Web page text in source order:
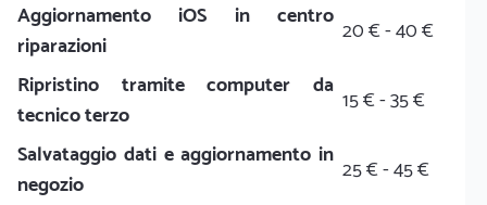
Aggiornamento iOS in centro
riparazioni
20 € - 40 €
Ripristino tramite computer da
tecnico terzo
15 € - 35 €
Salvataggio dati e aggiornamento in
negozio
25 € - 45 €